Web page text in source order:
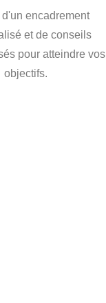
d'un encadrement
et de conseils
pour atteindre vos
objectifs.